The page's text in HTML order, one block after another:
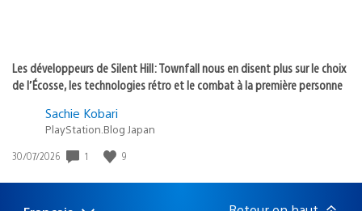
Les développeurs de Silent Hill: Townfall nous en disent plus sur le choix
de l’Écosse, les technologies rétro et le combat à la première personne
Sachie Kobari
PlayStation.Blog Japan
Date
publication
30/07/2026 1 9